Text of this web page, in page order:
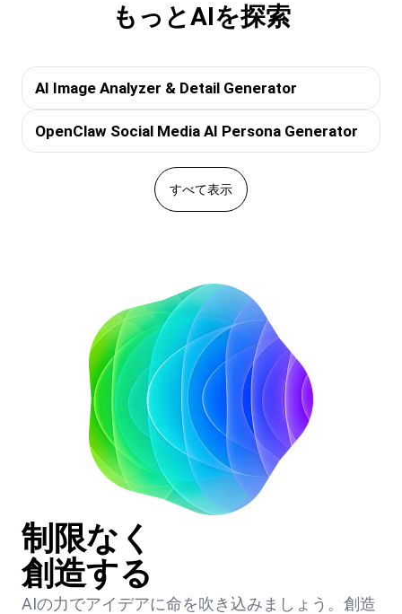
もっとAIを探索
AI Image Analyzer & Detail Generator
OpenClaw Social Media AI Persona Generator
すべて表示
制限なく
創造する
AIの力でアイデアに命を吹き込みましょう。創造